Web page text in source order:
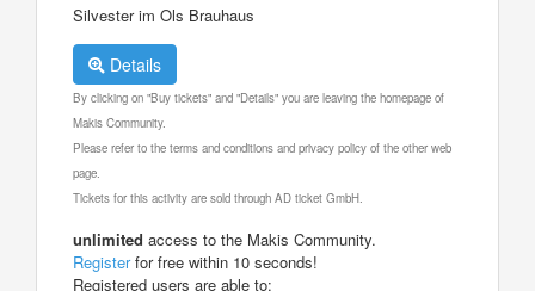
Silvester im Ols Brauhaus
Details
By clicking on "Buy tickets" and "Details" you are leaving the homepage of
Makis Community.
Please refer to the terms and conditions and privacy policy of the other web
page.
Tickets for this activity are sold through AD ticket GmbH.
unlimited access to the Makis Community.
Registerfor free within 10 seconds!
Registered users are able to: